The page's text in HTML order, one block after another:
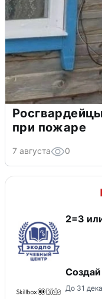
при пожаре
7 августа 0
2=3
Создай
До 31